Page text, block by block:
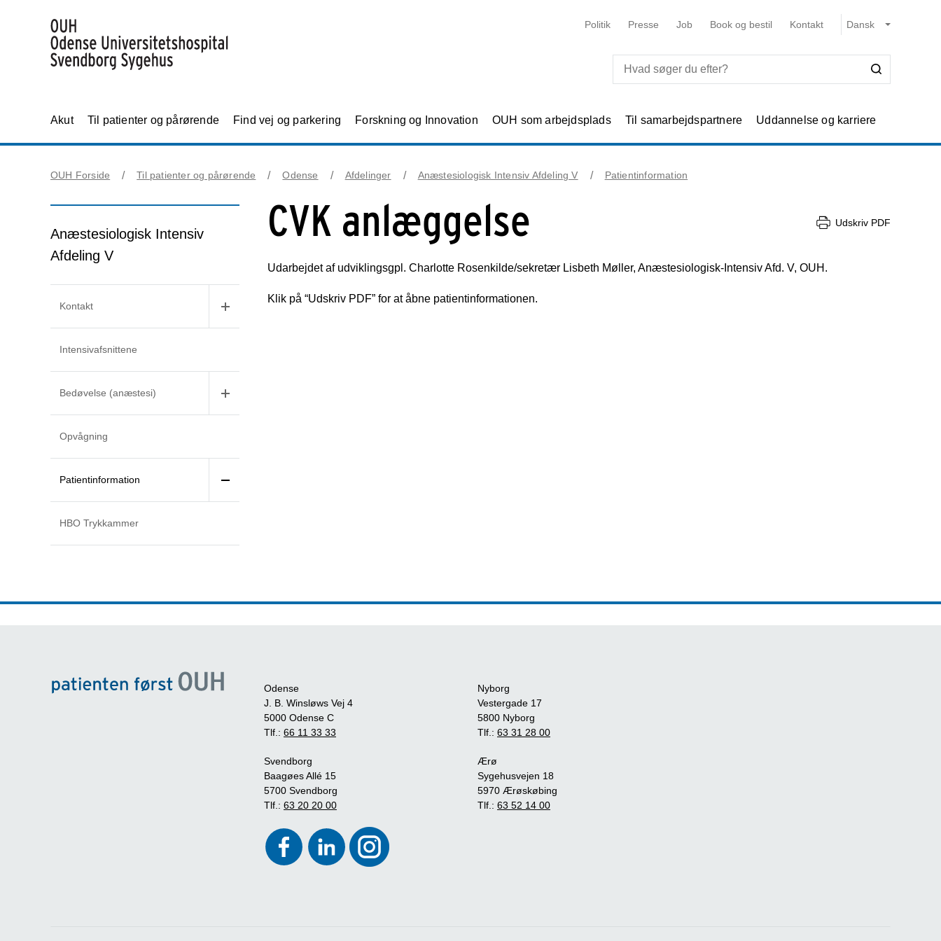
Politik Presse Job Book og bestil Kontakt
Akut Til patienter og pårørende Find vej og parkering Forskning og Innovation OUH som arbejdsplads Til samarbejdspartnere Uddannelse og karriere
OUH Forside Til patienter og pårørende Odense Afdelinger Anæstesiologisk Intensiv Afdeling V Patientinformation
Anæstesiologisk Intensiv
Afdeling V
Kontakt
Intensivafsnittene
Bedøvelse (anæstesi)
Opvågning
Patientinformation
HBO Trykkammer
CVK anlæggelse Udskriv PDF
Udarbejdet af udviklingsgpl. Charlotte Rosenkilde/sekretær Lisbeth Møller, Anæstesiologisk-Intensiv Afd. V, OUH.
Klik på “Udskriv PDF” for at åbne patientinformationen.
Odense
J. B. Winsløws Vej 4
5000 Odense C
Tlf.: 66 11 33 33
Svendborg
Baagøes Allé 15
5700 Svendborg
Tlf.: 63 20 20 00
Nyborg
Vestergade 17
5800 Nyborg
Tlf.: 63 31 28 00
Ærø
Sygehusvejen 18
5970 Ærøskøbing
Tlf.: 63 52 14 00